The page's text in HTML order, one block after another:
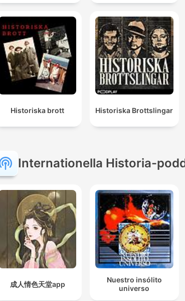
Historiska brott Historiska Brottslingar
Internationella Historia-
成人情色天堂app
Nuestro insólito
universo